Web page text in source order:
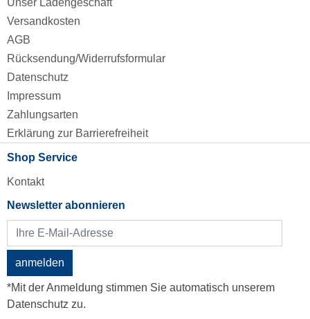
Unser Ladengeschäft
Versandkosten
AGB
Rücksendung/Widerrufsformular
Datenschutz
Impressum
Zahlungsarten
Erklärung zur Barrierefreiheit
Shop Service
Kontakt
Newsletter abonnieren
anmelden
*Mit der Anmeldung stimmen Sie automatisch unserem
Datenschutz zu.